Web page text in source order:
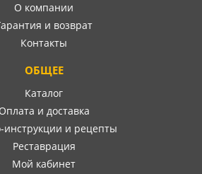
О компании
и возврат
Контакты
ОБЩЕЕ
Каталог
Оплата и доставка
инструкции и рецепты
Реставрация
Мой кабинет